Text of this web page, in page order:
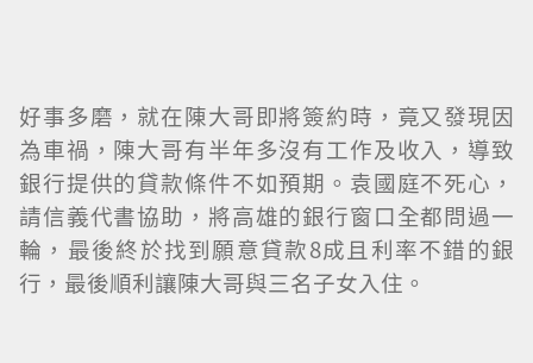
好事多磨，就在陳大哥即將簽約時，竟又發現因
為車禍，陳大哥有半年多沒有工作及收入，導致
銀行提供的貸款條件不如預期。袁國庭不死心，
請信義代書協助，將高雄的銀行窗口全都問過一
輪，最後終於找到願意貸款8成且利率不錯的銀
行，最後順利讓陳大哥與三名子女入住。